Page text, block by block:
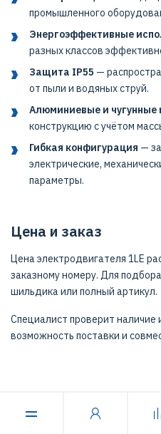
промышленного
Энергоэффективные
разных классов
Защита IP55 —
от пыли и водяных струй.
Алюминиевые и чугунные
конструкцию с учётом
Гибкая конфигурация —
электрические,
параметры.
Цена и заказ
Цена электродвигателя 1LE
заказному номеру. Для
шильдика или полный артикул.
Специалист проверит наличие
возможность поставки и